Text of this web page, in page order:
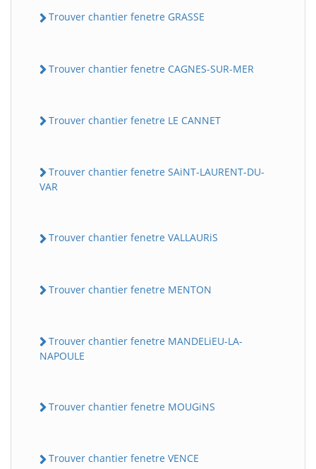
Trouver chantier fenetre GRASSE
Trouver chantier fenetre CAGNES-SUR-MER
Trouver chantier fenetre LE CANNET
Trouver chantier fenetre SAiNT-LAURENT-DU-
VAR
Trouver chantier fenetre VALLAURiS
Trouver chantier fenetre MENTON
Trouver chantier fenetre MANDELiEU-LA-
NAPOULE
Trouver chantier fenetre MOUGiNS
Trouver chantier fenetre VENCE